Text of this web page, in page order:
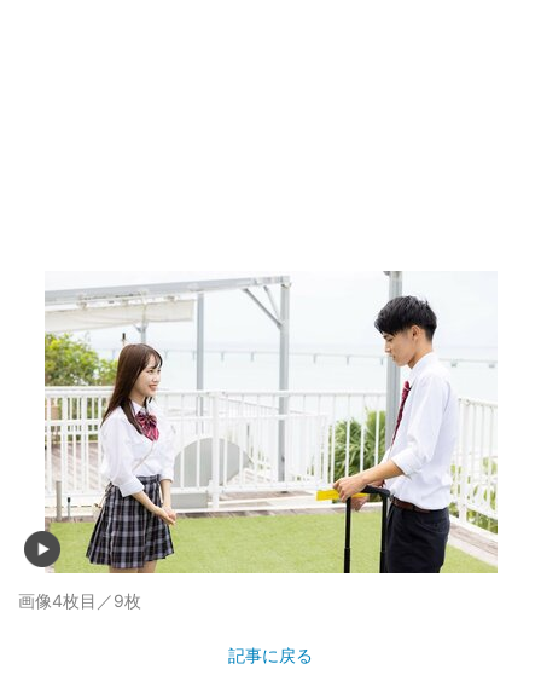
画像4枚目／9枚
記事に戻る